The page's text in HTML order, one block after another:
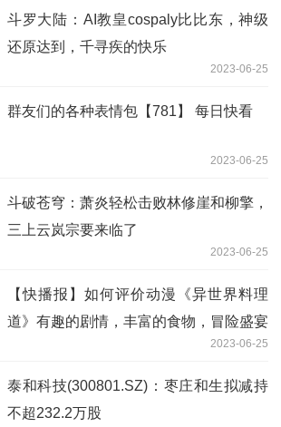
斗罗大陆：AI教皇cospaly比比东，神级
还原达到，千寻疾的快乐
2023-06-25
群友们的各种表情包【781】 每日快看
2023-06-25
斗破苍穹：萧炎轻松击败林修崖和柳擎，
三上云岚宗要来临了
2023-06-25
【快播报】如何评价动漫《异世界料理
道》有趣的剧情，丰富的食物，冒险盛宴
2023-06-25
泰和科技(300801.SZ)：枣庄和生拟减持
不超232.2万股